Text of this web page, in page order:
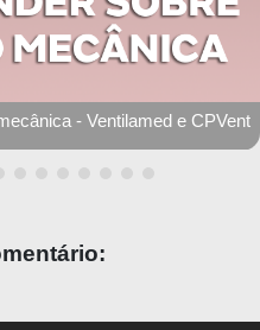
por especialidade